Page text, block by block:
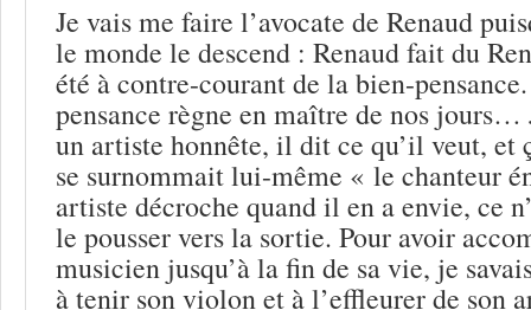
Je vais me faire l’avocate de Renaud
le monde le descend : Renaud fait du
été à contre-courant de la bien-
pensance règne en maître de nos jours…
un artiste honnête, il dit ce qu’il veut, et
se surnommait lui-même « le chanteur
artiste décroche quand il en a envie, ce
le pousser vers la sortie. Pour avoir
musicien jusqu’à la fin de sa vie, je
à tenir son violon et à l’effleurer de son